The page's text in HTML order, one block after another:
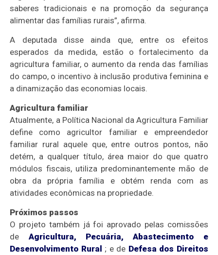
saberes tradicionais e na promoção da segurança
alimentar das famílias rurais”, afirma.
A deputada disse ainda que, entre os efeitos
esperados da medida, estão o fortalecimento da
agricultura familiar, o aumento da renda das famílias
do campo, o incentivo à inclusão produtiva feminina e
a dinamização das economias locais.
Agricultura familiar
Atualmente, a Política Nacional da Agricultura Familiar
define como agricultor familiar e empreendedor
familiar rural aquele que, entre outros pontos, não
detém, a qualquer título, área maior do que quatro
módulos fiscais, utiliza predominantemente mão de
obra da própria família e obtém renda com as
atividades econômicas na propriedade.
Próximos passos
O projeto também já foi aprovado pelas comissões
de Agricultura, Pecuária, Abastecimento e
Desenvolvimento Rural ; e de Defesa dos Direitos